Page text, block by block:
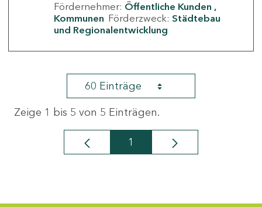
Fördernehmer: Öffentliche Kunden
Kommunen Förderzweck: Städtebau
und Regionalentwicklung
60 Einträge
Zeige 1 bis 5 von 5 Einträgen.
Seite
1